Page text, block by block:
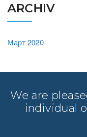
ARCHIV
Март 2020
We are
individual